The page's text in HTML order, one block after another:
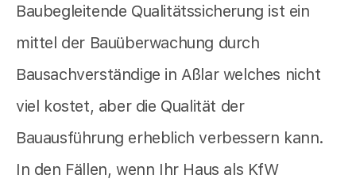
Baubegleitende Qualitätssicherung ist ein
mittel der Bauüberwachung durch
Bausachverständige in Aßlar welches nicht
viel kostet, aber die Qualität der
Bauausführung erheblich verbessern kann.
In den Fällen, wenn Ihr Haus als KfW